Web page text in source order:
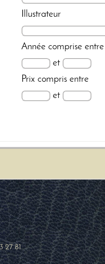
Illustrateur
Année comprise entre
et
Prix compris entre
et
27 81